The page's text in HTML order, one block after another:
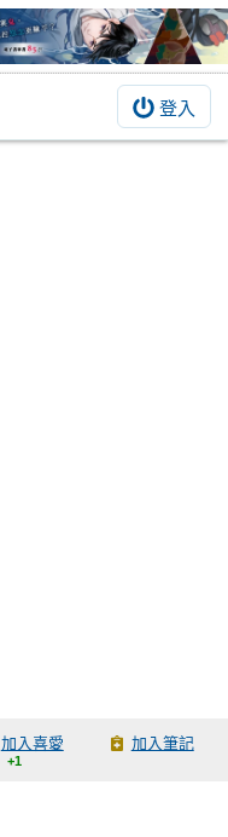
登入
加入喜愛
+1
加入筆記